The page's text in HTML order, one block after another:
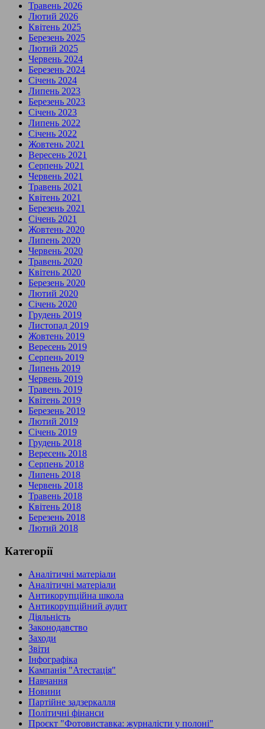
Травень 2026
Лютий 2026
Квітень 2025
Березень 2025
Лютий 2025
Червень 2024
Березень 2024
Січень 2024
Липень 2023
Березень 2023
Січень 2023
Липень 2022
Січень 2022
Жовтень 2021
Вересень 2021
Серпень 2021
Червень 2021
Травень 2021
Квітень 2021
Березень 2021
Січень 2021
Жовтень 2020
Липень 2020
Червень 2020
Травень 2020
Квітень 2020
Березень 2020
Лютий 2020
Січень 2020
Грудень 2019
Листопад 2019
Жовтень 2019
Вересень 2019
Серпень 2019
Липень 2019
Червень 2019
Травень 2019
Квітень 2019
Березень 2019
Лютий 2019
Січень 2019
Грудень 2018
Вересень 2018
Серпень 2018
Липень 2018
Червень 2018
Травень 2018
Квітень 2018
Березень 2018
Лютий 2018
Категорії
Аналітичні матеріали
Аналітичні матеріали
Антикорупційна школа
Антикорупційний аудит
Діяльність
Законодавство
Заходи
Звіти
Інфографіка
Кампанія "Атестація"
Навчання
Новини
Партійне задзеркалля
Політичні фінанси
Проєкт "Фотовиставка: журналісти у полоні"